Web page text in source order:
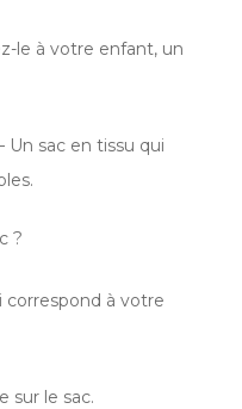
le à votre enfant, un
Un sac en tissu qui
?
correspond à votre
sur le sac.